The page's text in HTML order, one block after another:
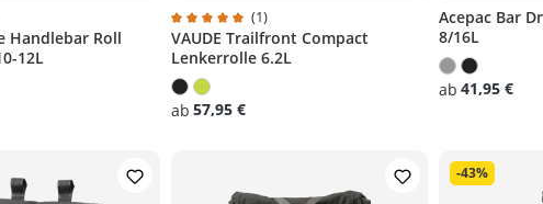
Bewertung von 4.6 von 5 Sternen
Handlebar Roll
12L
Durchschnittliche Bewertung von 5 von 5 Sternen
(1)
VAUDE Trailfront Compact
Lenkerrolle 6.2L
ab 57,95 €
Acepac Bar
8/16L
ab 41,95 €
-43%